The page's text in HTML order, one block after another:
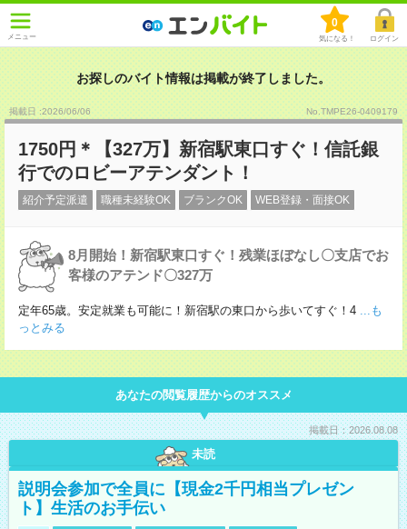
メニュー
0
気になる！ ログイン
お探しのバイト情報は掲載が終了しました。
掲載日 :2026/06/06 No.TMPE26-0409179
1750円＊【327万】新宿駅東口すぐ！信託銀
行でのロビーアテンダント！
紹介予定派遣 職種未経験OK ブランクOK WEB登録・面接OK
8月開始！新宿駅東口すぐ！残業ほぼなし〇支店でお
客様のアテンド〇327万
定年65歳。安定就業も可能に！新宿駅の東口から歩いてすぐ！4 ...も
っとみる
あなたの閲覧履歴からのオススメ
掲載日：2026.08.08
未読
説明会参加で全員に【現金2千円相当プレゼン
ト】生活のお手伝い